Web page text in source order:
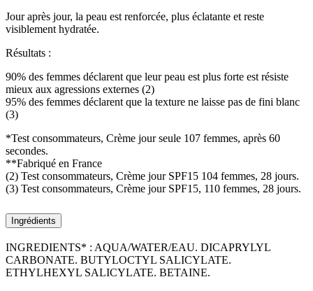
Jour après jour, la peau est renforcée, plus éclatante et reste
visiblement hydratée.
Résultats :
90% des femmes déclarent que leur peau est plus forte est résiste
mieux aux agressions externes (2)
95% des femmes déclarent que la texture ne laisse pas de fini blanc
(3)
*Test consommateurs, Crème jour seule 107 femmes, après 60
secondes.
**Fabriqué en France
(2) Test consommateurs, Crème jour SPF15 104 femmes, 28 jours.
(3) Test consommateurs, Crème jour SPF15, 110 femmes, 28 jours.
Ingrédients
INGREDIENTS* : AQUA/WATER/EAU. DICAPRYLYL
CARBONATE. BUTYLOCTYL SALICYLATE.
ETHYLHEXYL SALICYLATE. BETAINE.